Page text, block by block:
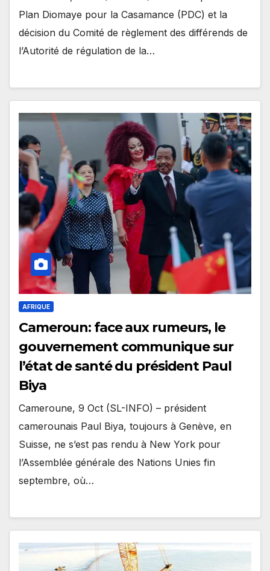
Plan Diomaye pour la Casamance (PDC) et la
décision du Comité de règlement des différends de
l’Autorité de régulation de la…
AFRIQUE
Cameroun: face aux rumeurs, le
gouvernement communique sur
l’état de santé du président Paul
Biya
Cameroune, 9 Oct (SL-INFO) – président
camerounais Paul Biya, toujours à Genève, en
Suisse, ne s’est pas rendu à New York pour
l’Assemblée générale des Nations Unies fin
septembre, où…